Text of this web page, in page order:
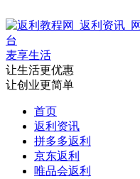
麦享生活
让生活更优惠
让创业更简单
首页
返利资讯
拼多多返利
京东返利
唯品会返利